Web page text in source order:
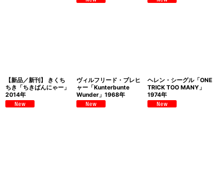
【新品／新刊】 きくち
ちき「ちきばんにゃー」
2014年
ヴィルフリード・ブレヒ
ャー「Kunterbunte
Wunder」1968年
ヘレン・シーグル「ONE
TRICK TOO MANY」
1974年